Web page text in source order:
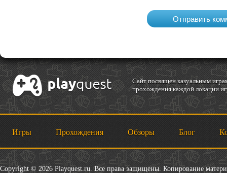
Cайт посвящен казуальным
прохождения каждой локации
Игры Прохождения Обзоры Блог
Copyright © 2026 Playquest.ru. Все права защищены. Копирование